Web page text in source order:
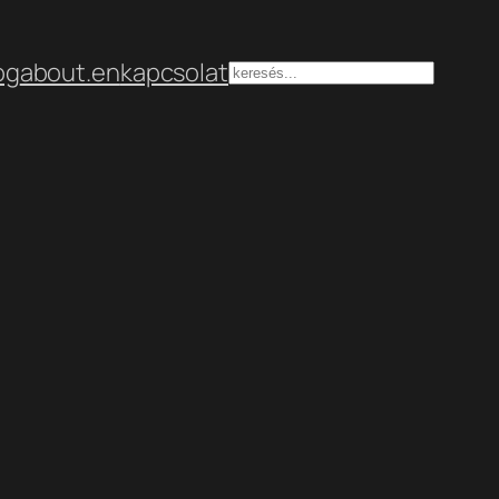
about.enkapcsolatKeresés